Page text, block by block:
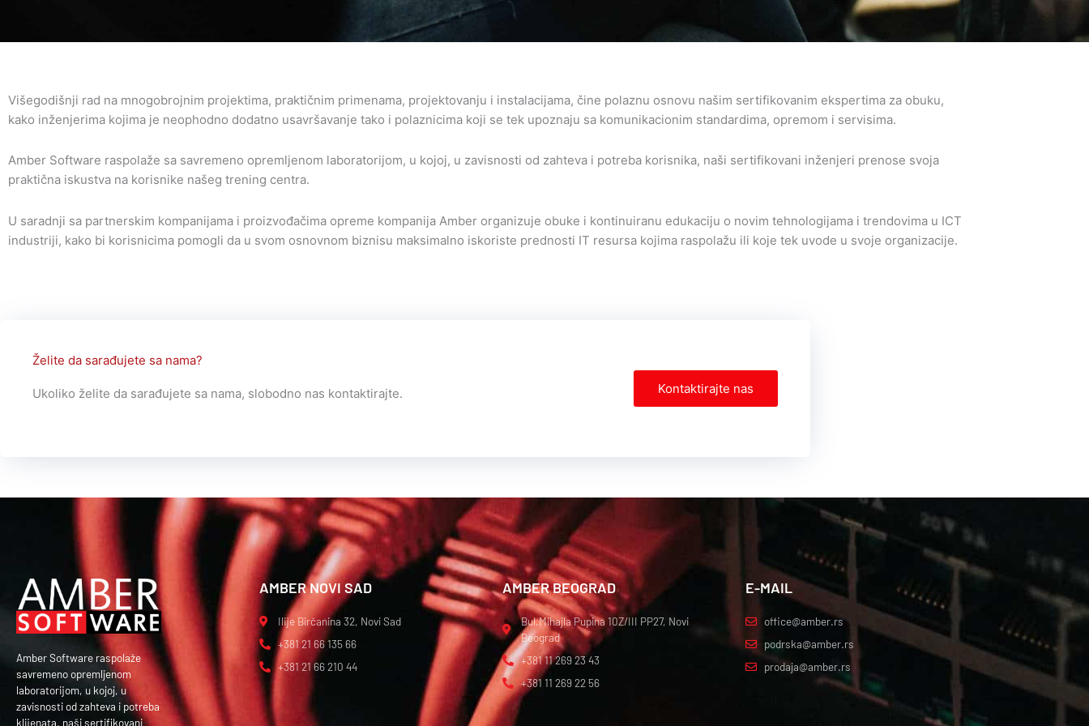
Višegodišnji rad na mnogobrojnim projektima, praktičnim primenama, projektovanju i instalacijama, čine polaznu osnovu našim sertifikovanim ekspertima za obuku,
kako inženjerima kojima je neophodno dodatno usavršavanje tako i polaznicima koji se tek upoznaju sa komunikacionim standardima, opremom i servisima.
Amber Software raspolaže sa savremeno opremljenom laboratorijom, u kojoj, u zavisnosti od zahteva i potreba korisnika, naši sertifikovani inženjeri prenose svoja
praktična iskustva na korisnike našeg trening centra.
U saradnji sa partnerskim kompanijama i proizvođačima opreme kompanija Amber organizuje obuke i kontinuiranu edukaciju o novim tehnologijama i trendovima u ICT
industriji, kako bi korisnicima pomogli da u svom osnovnom biznisu maksimalno iskoriste prednosti IT resursa kojima raspolažu ili koje tek uvode u svoje organizacije.
Želite da sarađujete sa nama?
Ukoliko želite da sarađujete sa nama, slobodno nas kontaktirajte. Kontaktirajte nas
Amber Software raspolaže
savremeno opremljenom
laboratorijom, u kojoj, u
zavisnosti od zahteva i potreba
klijenata, naši sertifikovani
AMBER NOVI SAD
Ilije Birčanina 32, Novi Sad
+381 21 66 135 66
+381 21 66 210 44
AMBER BEOGRAD
Bul.Mihajla Pupina 10Z/III PP27, Novi
Beograd
+381 11 269 23 43
+381 11 269 22 56
E-MAIL
office@amber.rs
podrska@amber.rs
prodaja@amber.rs